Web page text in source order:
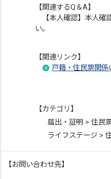
【関連するQ＆A】
【本人確認】本人確
い。
【関連リンク】
戸籍・住民票関係
【カテゴリ】
届出・証明 > 住民
ライフステージ >
【お問い合わせ先】